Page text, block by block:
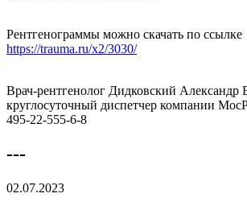
Рентгенограммы можно скачать по ссылке
https://trauma.ru/x2/3030/
Врач-рентгенолог Дидковский Александр
круглосуточный диспетчер компании
495-22-555-6-8
---
02.07.2023